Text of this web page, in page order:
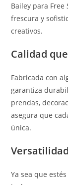
Bailey para
frescura y
creativos.
Calidad
Fabricada con
garantiza
prendas,
asegura que
única.
Ya sea que